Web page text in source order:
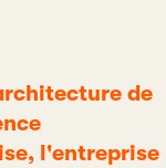
de
l'entreprise